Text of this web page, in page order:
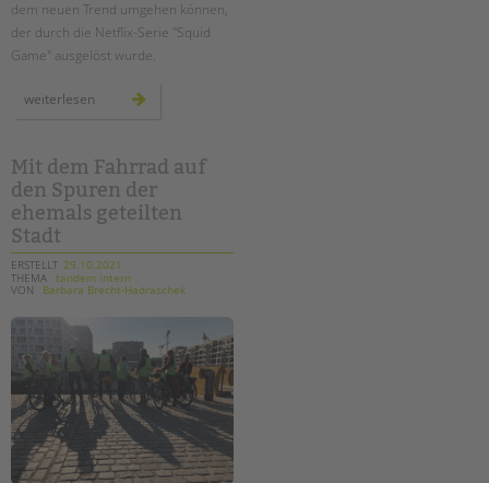
Impressum
Datenschutz
Intranet
dem neuen Trend umgehen können,
der durch die Netflix-Serie "Squid
Game" ausgelöst wurde.
weiterlesen gewaltprävention:
game"
auf
dem
schulhof?
Mit dem Fahrrad auf
den Spuren der
ehemals geteilten
Stadt
ERSTELLT 29.10.2021
THEMA tandem intern
VON
Barbara Brecht-Hadraschek